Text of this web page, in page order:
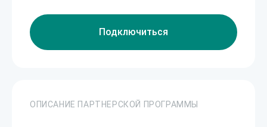
Подключиться
ОПИСАНИЕ ПАРТНЕРСКОЙ ПРОГРАММЫ